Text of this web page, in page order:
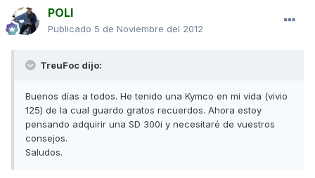
POLI
Publicado 5 de Noviembre del 2012
TreuFoc dijo:
Buenos días a todos. He tenido una Kymco en mi vida (vivio
125) de la cual guardo gratos recuerdos. Ahora estoy
pensando adquirir una SD 300i y necesitaré de vuestros
consejos.
Saludos.